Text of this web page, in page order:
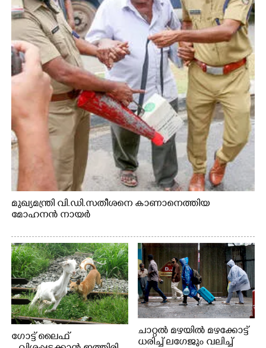
മുഖ്യമന്ത്രി വി.ഡി.സതീശനെ കാണാനെത്തിയ
മോഹനൻ നായർ
ഗോട്ട് ലൈഫ്
ചാറ്റൽ മഴയിൽ മഴക്കോട്ട്
ധരിച്ച് ലഗേജും വലിച്ച്